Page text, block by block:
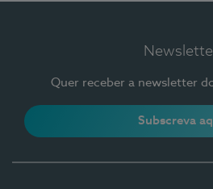
Quer receber a newsletter
Subscreva